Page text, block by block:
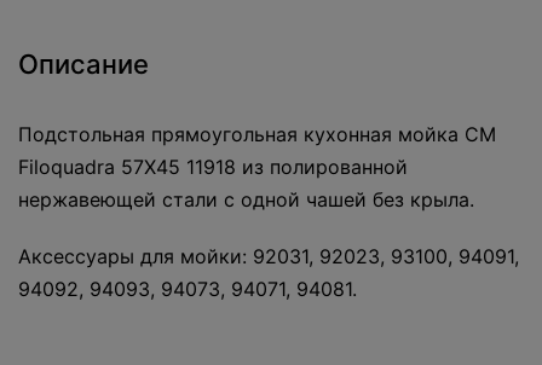
Описание
Подстольная прямоугольная кухонная мойка CM
Filoquadra 57Х45 11918 из полированной
нержавеющей стали с одной чашей без крыла.
Аксессуары для мойки: 92031, 92023, 93100, 94091,
94092, 94093, 94073, 94071, 94081.